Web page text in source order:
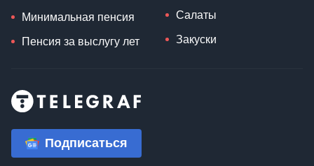
Минимальная пенсия
Пенсия за выслугу лет
Салаты
Закуски
Подписаться